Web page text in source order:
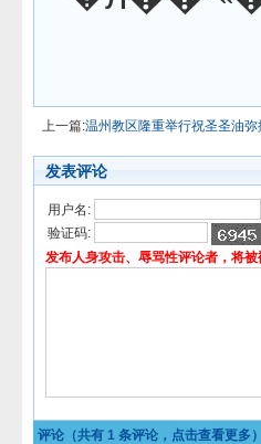
上一篇:温州教区隆重举行祝圣圣油弥
发表评论
用户名:
验证码:
发布人身攻击、辱骂性评论者，将被
评论（共有 1 条评论，点击查看更多）